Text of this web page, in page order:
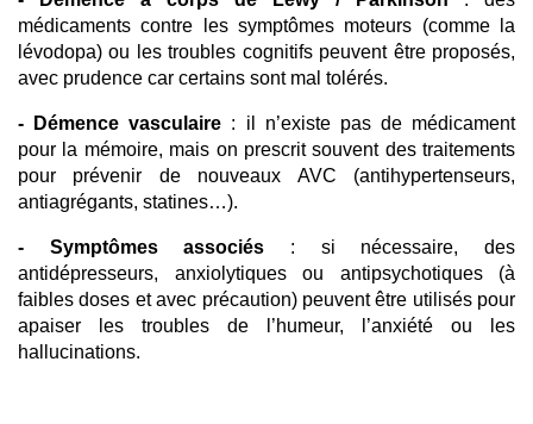
médicaments contre les symptômes moteurs (comme la
lévodopa) ou les troubles cognitifs peuvent être proposés,
avec prudence car certains sont mal tolérés.
- Démence vasculaire : il n’existe pas de médicament
pour la mémoire, mais on prescrit souvent des traitements
pour prévenir de nouveaux AVC (antihypertenseurs,
antiagrégants, statines…).
- Symptômes associés : si nécessaire, des
antidépresseurs, anxiolytiques ou antipsychotiques (à
faibles doses et avec précaution) peuvent être utilisés pour
apaiser les troubles de l’humeur, l’anxiété ou les
hallucinations.